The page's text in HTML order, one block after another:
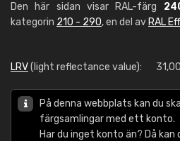
Den här sidan visar RAL-färg
kategorin 210 - 290, en del av RAL
LRV(light reflectance value): 31,00
På denna webbplats kan du
färgsamlingar med ett konto.
Har du inget konto än? Då kan